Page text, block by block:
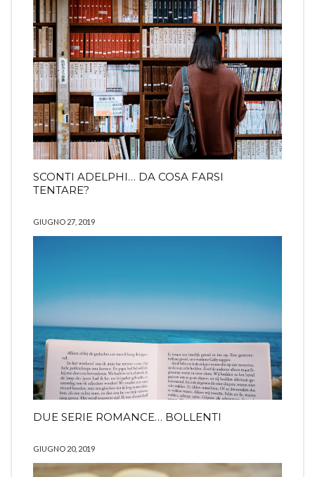
SCONTI ADELPHI… DA COSA FARSI
TENTARE?
GIUGNO 27, 2019
DUE SERIE ROMANCE… BOLLENTI
GIUGNO 20, 2019